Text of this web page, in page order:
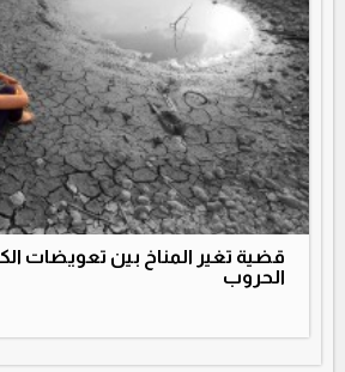
قضية تغير المناخ بين تعويضات
الحروب